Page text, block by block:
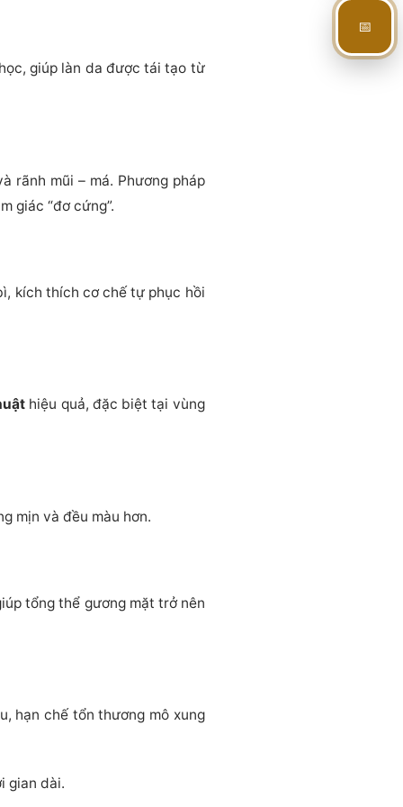
giúp làn da được tái tạo từ
rãnh mũi – má. Phương pháp
giác “đơ cứng”.
kích thích cơ chế tự phục hồi
hiệu quả, đặc biệt tại vùng
mịn và đều màu hơn.
tổng thể gương mặt trở nên
hạn chế tổn thương mô xung
gian dài.
📅